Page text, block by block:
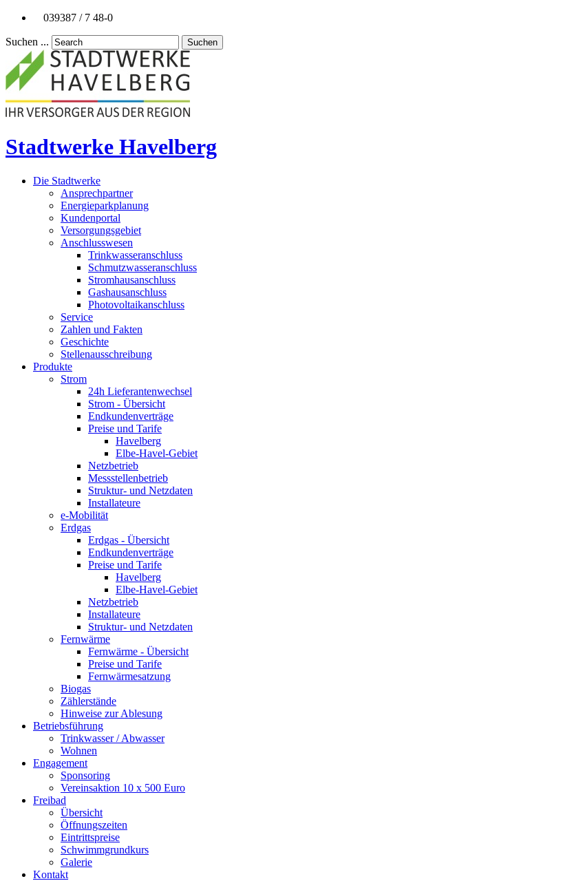
039387 / 7 48-0
Suchen ... Suchen
Stadtwerke Havelberg
Die Stadtwerke
Ansprechpartner
Energieparkplanung
Kundenportal
Versorgungsgebiet
Anschlusswesen
Trinkwasseranschluss
Schmutzwasseranschluss
Stromhausanschluss
Gashausanschluss
Photovoltaikanschluss
Service
Zahlen und Fakten
Geschichte
Stellenausschreibung
Produkte
Strom
24h Lieferantenwechsel
Strom - Übersicht
Endkundenverträge
Preise und Tarife
Havelberg
Elbe-Havel-Gebiet
Netzbetrieb
Messstellenbetrieb
Struktur- und Netzdaten
Installateure
e-Mobilität
Erdgas
Erdgas - Übersicht
Endkundenverträge
Preise und Tarife
Havelberg
Elbe-Havel-Gebiet
Netzbetrieb
Installateure
Struktur- und Netzdaten
Fernwärme
Fernwärme - Übersicht
Preise und Tarife
Fernwärmesatzung
Biogas
Zählerstände
Hinweise zur Ablesung
Betriebsführung
Trinkwasser / Abwasser
Wohnen
Engagement
Sponsoring
Vereinsaktion 10 x 500 Euro
Freibad
Übersicht
Öffnungszeiten
Eintrittspreise
Schwimmgrundkurs
Galerie
Kontakt